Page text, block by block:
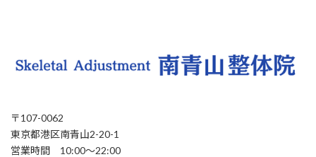
〒107-0062
東京都港区南青山2-20-1
営業時間 10:00〜22:00